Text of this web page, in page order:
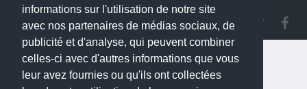
informations sur l'utilisation de notre site
avec nos partenaires de médias sociaux, de
publicité et d'analyse, qui peuvent combiner
celles-ci avec d'autres informations que vous
leur avez fournies ou qu'ils ont collectées